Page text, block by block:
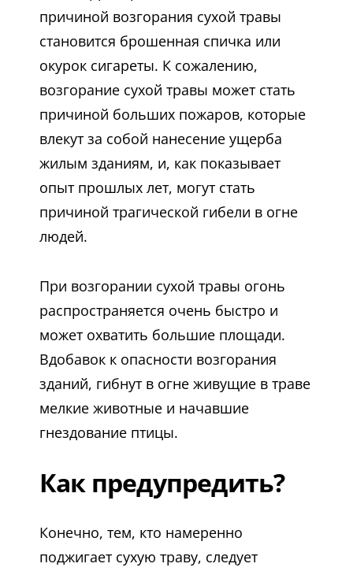
причиной возгорания сухой травы
становится брошенная спичка или
окурок сигареты. К сожалению,
возгорание сухой травы может стать
причиной больших пожаров, которые
влекут за собой нанесение ущерба
жилым зданиям, и, как показывает
опыт прошлых лет, могут стать
причиной трагической гибели в огне
людей.
При возгорании сухой травы огонь
распространяется очень быстро и
может охватить большие площади.
Вдобавок к опасности возгорания
зданий, гибнут в огне живущие в траве
мелкие животные и начавшие
гнездование птицы.
Как предупредить?
Конечно, тем, кто намеренно
поджигает сухую траву, следует